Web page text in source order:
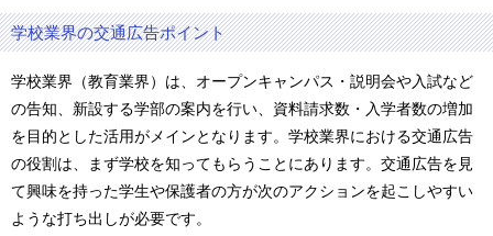
学校業界の交通広告ポイント
学校業界（教育業界）は、オープンキャンパス・説明会や入試など
の告知、新設する学部の案内を行い、資料請求数・入学者数の増加
を目的とした活用がメインとなります。学校業界における交通広告
の役割は、まず学校を知ってもらうことにあります。交通広告を見
て興味を持った学生や保護者の方が次のアクションを起こしやすい
ような打ち出しが必要です。